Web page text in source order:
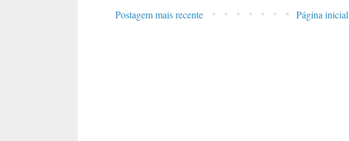
Postagem mais recente Página inicial